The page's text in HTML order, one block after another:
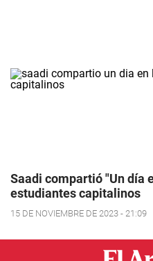
Saadi compartió "Un día
estudiantes capitalinos
15 DE NOVIEMBRE DE 2023 - 21:09